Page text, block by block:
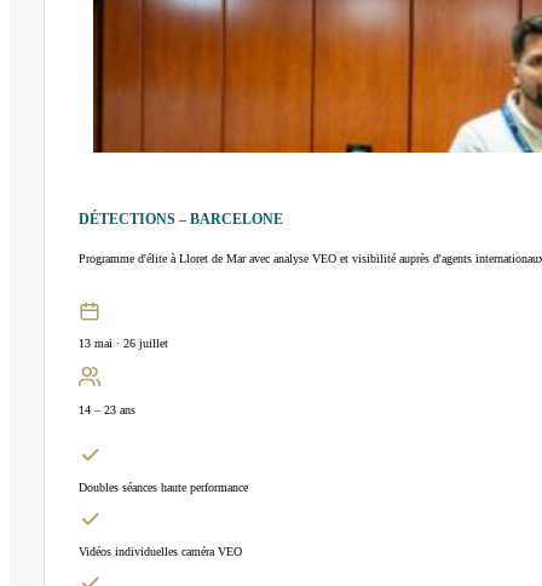
DÉTECTIONS – BARCELONE
Programme d'élite à Lloret de Mar avec analyse VEO et visibilité auprès d'agents
13 mai · 26 juillet
14 – 23 ans
Doubles séances haute performance
Vidéos individuelles caméra VEO